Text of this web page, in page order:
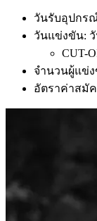
วันรับอุปกรณ์:
วันแข่งขัน: วั
CUT-
จำนวนผู้แข่ง
อัตราค่าสมั